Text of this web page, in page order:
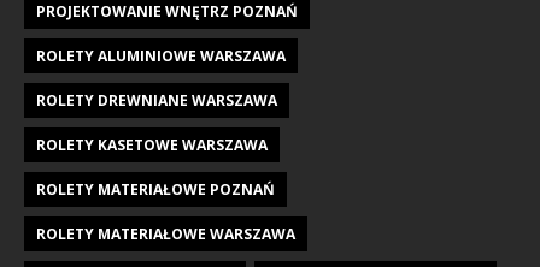
PROJEKTOWANIE WNĘTRZ POZNAŃ
ROLETY ALUMINIOWE WARSZAWA
ROLETY DREWNIANE WARSZAWA
ROLETY KASETOWE WARSZAWA
ROLETY MATERIAŁOWE POZNAŃ
ROLETY MATERIAŁOWE WARSZAWA